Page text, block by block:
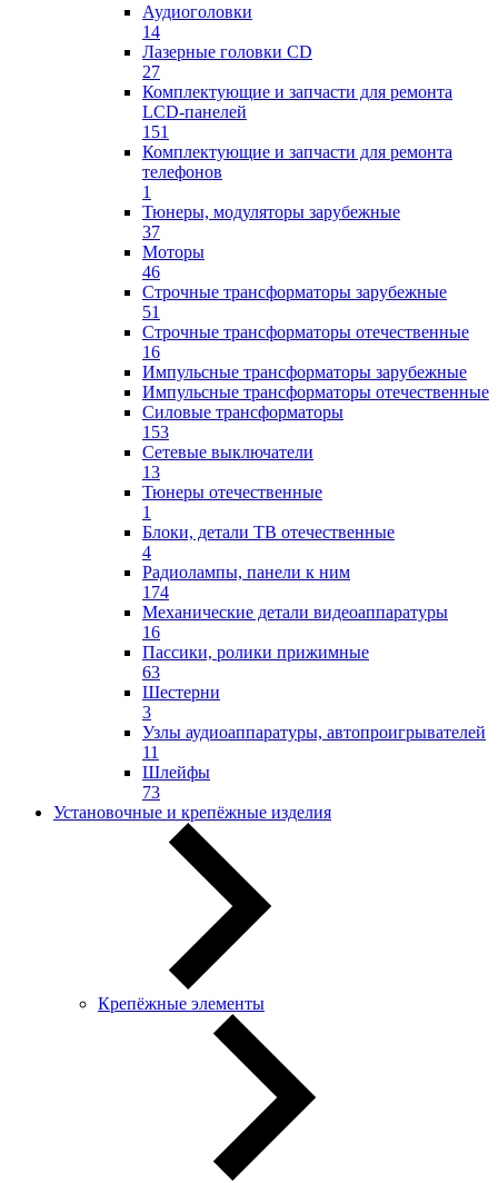
Аудиоголовки
14
Лазерные головки CD
27
Комплектующие и запчасти для ремонта
LCD-панелей
151
Комплектующие и запчасти для ремонта
телефонов
1
Тюнеры, модуляторы зарубежные
37
Моторы
46
Строчные трансформаторы зарубежные
51
Строчные трансформаторы отечественные
16
Импульсные трансформаторы зарубежные
Импульсные трансформаторы отечественные
Силовые трансформаторы
153
Сетевые выключатели
13
Тюнеры отечественные
1
Блоки, детали ТВ отечественные
4
Радиолампы, панели к ним
174
Механические детали видеоаппаратуры
16
Пассики, ролики прижимные
63
Шестерни
3
Узлы аудиоаппаратуры, автопроигрывателей
11
Шлейфы
73
Установочные и крепёжные изделия
Крепёжные элементы